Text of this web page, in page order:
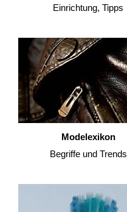
Einrichtung, Tipps
Modelexikon
Begriffe und Trends